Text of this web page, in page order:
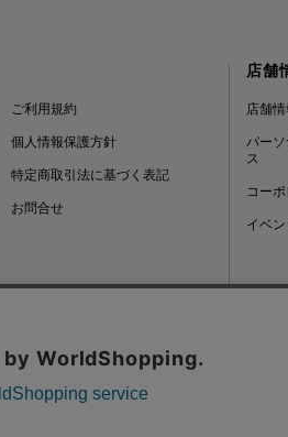
ご利用規約
個人情報保護方針
特定商取引法に基づく表記
お問合せ
店舗
店舗情
パー
ス
コー
イベン